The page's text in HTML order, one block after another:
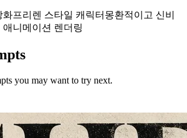
화프리렌 스타일 캐릭터 몽환적이고 신비
애니메이션 렌더링
you may want to try next.